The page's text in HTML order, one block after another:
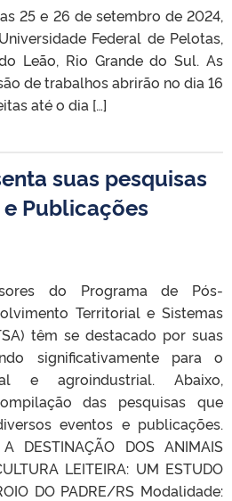
25 e 26 de setembro de 2024,
Federal de Pelotas,
Leão, Rio Grande do Sul. As
de trabalhos abrirão no dia 16
até o dia […]
suas pesquisas
Publicações
do Programa de Pós-
Territorial e Sistemas
têm se destacado por suas
significativamente para o
e agroindustrial. Abaixo,
das pesquisas que
eventos e publicações.
A DESTINAÇÃO DOS ANIMAIS
LEITEIRA: UM ESTUDO
DO PADRE/RS Modalidade: